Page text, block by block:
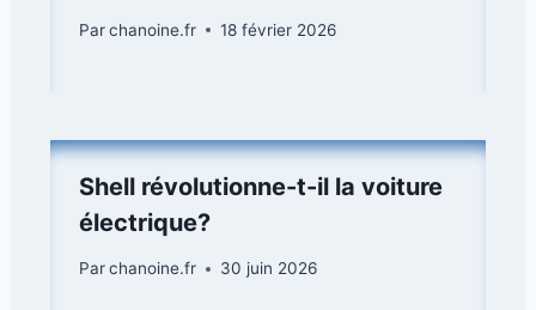
Parchanoine.fr 18 février 2026
Shell révolutionne-t-il la voiture
électrique?
Parchanoine.fr 30 juin 2026